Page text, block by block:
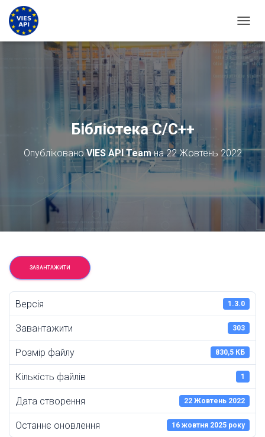
Бібліотека C/C++
ОпублікованоVIES API Teamна22 Жовтень 2022
ЗАВАНТАЖИТИ
Версія 1.3.0
Завантажити 303
Розмір файлу 830,5 КБ
Кількість файлів 1
Дата створення 22 Жовтень 2022
Останнє оновлення 16 жовтня 2025 року